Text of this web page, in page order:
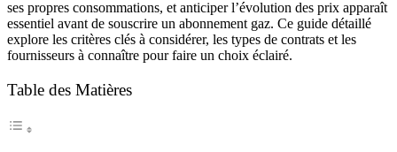
ses propres consommations, et anticiper l’évolution des prix apparaît
essentiel avant de souscrire un abonnement gaz. Ce guide détaillé
explore les critères clés à considérer, les types de contrats et les
fournisseurs à connaître pour faire un choix éclairé.
Table des Matières